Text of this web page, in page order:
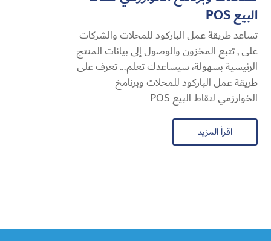
البيع POS
تساعد طريقة عمل الباركود للمحلات والشركات
على , تتبع المخزون والوصول إلى بيانات المنتج
الرئيسية بسهولة، سيساعدك تعلم... تعرف على
طريقة عمل الباركود للمحلات وبرنامخ
الخوارزمي لنقاط البيع POS
اقرأ المزيد